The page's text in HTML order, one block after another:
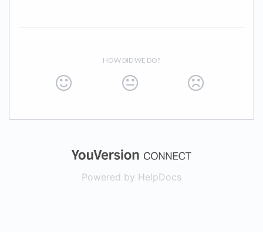
HOW DID WE DO?
(opens in a
Powered by HelpDocs